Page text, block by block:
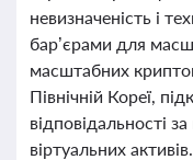
невизначеність і
бар’єрами для
масштабних
Північній Кореї,
відповідальності
віртуальних